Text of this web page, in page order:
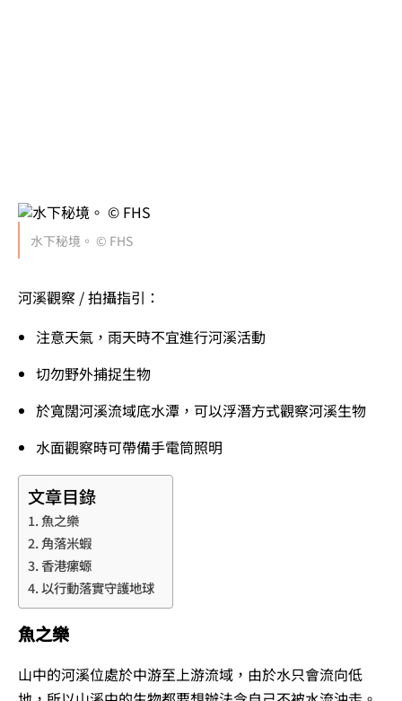
水下秘境。 © FHS
河溪觀察 / 拍攝指引：
注意天氣，雨天時不宜進行河溪活動
切勿野外捕捉生物
於寬闊河溪流域底水潭，可以浮潛方式觀察河溪生物
水面觀察時可帶備手電筒照明
文章目錄
魚之樂
角落米蝦
香港瘰螈
以行動落實守護地球
魚之樂
山中的河溪位處於中游至上游流域，由於水只會流向低